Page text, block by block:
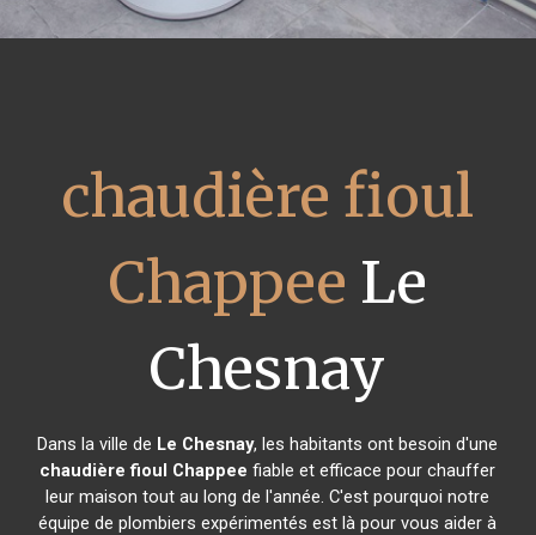
chaudière fioul
Chappee Le
Chesnay
Dans la ville de Le Chesnay, les habitants ont besoin d'une
chaudière fioul Chappee fiable et efficace pour chauffer
leur maison tout au long de l'année. C'est pourquoi notre
équipe de plombiers expérimentés est là pour vous aider à